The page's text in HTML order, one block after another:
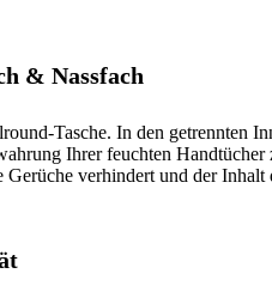
& Nassfach
Tasche. In den getrennten
Ihrer feuchten
verhindert und der Inhalt